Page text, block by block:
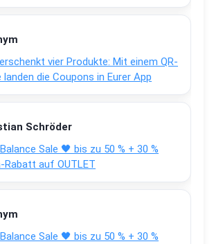
vier Produkte: Mit einem QR-
landen die Coupons in Eurer App
Schröder
Sale 🖤 bis zu 50 % + 30 %
Rabatt auf OUTLET
Sale 🖤 bis zu 50 % + 30 %